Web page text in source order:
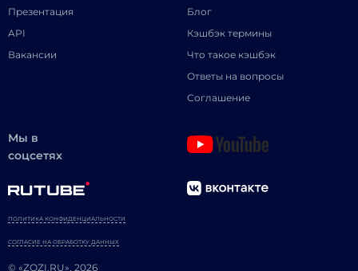
Презентация
API
Вакансии
Блог
Кэшбэк термины
Что такое кэшбэк
Ответы на вопросы
Соглашение
Мы в
соцсетях
© «ZOZI.RU», 2026
ПОЛИТИКА КОНФИДЕНЦИАЛЬНОСТИ
СОГЛАСИЕ НА ОБРАБОТКУ ДАННЫХ